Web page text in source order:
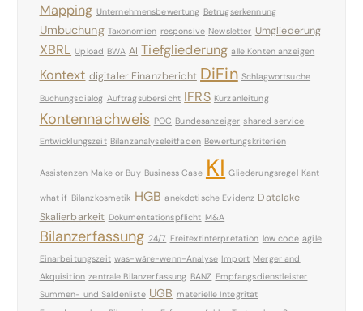
Mapping Unternehmensbewertung Betrugserkennung
Umbuchung Taxonomien responsive Newsletter Umgliederung
XBRL Upload BWA AI Tiefgliederung alle Konten anzeigen
Kontext digitaler Finanzbericht DiFin Schlagwortsuche
Buchungsdialog Auftragsübersicht IFRS Kurzanleitung
Kontennachweis POC Bundesanzeiger shared service
Entwicklungszeit Bilanzanalyseleitfaden Bewertungskriterien
Assistenzen Make or Buy Business Case KI Gliederungsregel Kant
what if Bilanzkosmetik HGB anekdotische Evidenz Datalake
Skalierbarkeit Dokumentationspflicht M&A
Bilanzerfassung 24/7 Freitextinterpretation low code agile
Einarbeitungszeit was-wäre-wenn-Analyse Import Merger and
Akquisition zentrale Bilanzerfassung BANZ Empfangsdienstleister
Summen- und Saldenliste UGB materielle Integrität